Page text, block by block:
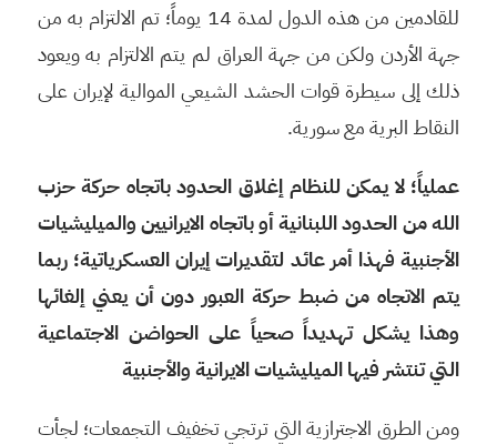
للقادمين من هذه الدول لمدة 14 يوماً؛ تم الالتزام به من
جهة الأردن ولكن من جهة العراق لم يتم الالتزام به ويعود
ذلك إلى سيطرة قوات الحشد الشيعي الموالية لإيران على
النقاط البرية مع سورية.
عملياً؛ لا يمكن للنظام إغلاق الحدود باتجاه حركة حزب
الله من الحدود اللبنانية أو باتجاه الايرانيين والميليشيات
الأجنبية فهذا أمر عائد لتقديرات إيران العسكرياتية؛ ربما
يتم الاتجاه من ضبط حركة العبور دون أن يعني إلغائها
وهذا يشكل تهديداً صحياً على الحواضن الاجتماعية
التي تنتشر فيها الميليشيات الايرانية والأجنبية
ومن الطرق الاجترازية التي ترتجي تخفيف التجمعات؛ لجأت